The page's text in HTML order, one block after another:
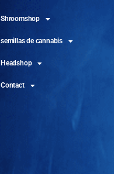
Shroomshop
semillas de cannabis
Headshop
Contact